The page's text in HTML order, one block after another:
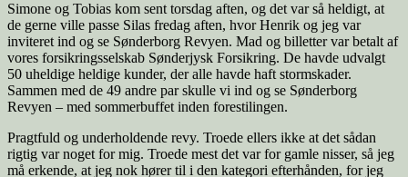
Simone og Tobias kom sent torsdag aften, og det var så heldigt, at
de gerne ville passe Silas fredag aften, hvor Henrik og jeg var
inviteret ind og se Sønderborg Revyen. Mad og billetter var betalt af
vores forsikringsselskab Sønderjysk Forsikring. De havde udvalgt
50 uheldige heldige kunder, der alle havde haft stormskader.
Sammen med de 49 andre par skulle vi ind og se Sønderborg
Revyen – med sommerbuffet inden forestilingen.
Pragtfuld og underholdende revy. Troede ellers ikke at det sådan
rigtig var noget for mig. Troede mest det var for gamle nisser, så jeg
må erkende, at jeg nok hører til i den kategori efterhånden, for jeg